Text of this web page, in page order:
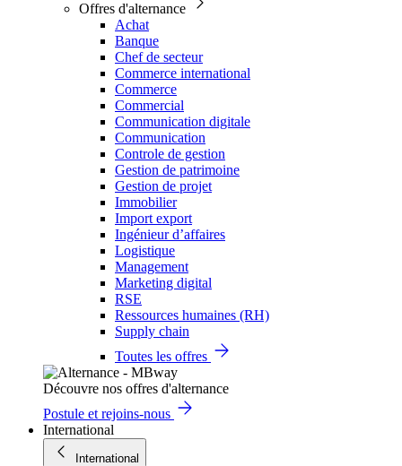
Offres d'alternance
Achat
Banque
Chef de secteur
Commerce international
Commerce
Commercial
Communication digitale
Communication
Controle de gestion
Gestion de patrimoine
Gestion de projet
Immobilier
Import export
Ingénieur d’affaires
Logistique
Management
Marketing digital
RSE
Ressources humaines (RH)
Supply chain
Toutes les offres
Découvre nos offres d'alternance
Postule et rejoins-nous
International
International